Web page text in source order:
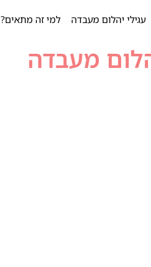
עגילי יהלום מעבדה למי זה מתאים?
מעבדה